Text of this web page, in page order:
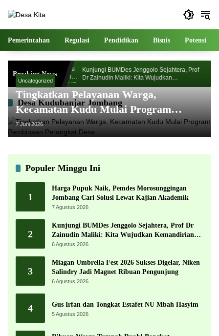
Pemerintahan Regulasi Pendidikan Bisnis Potensi
Breaking News
Akademik
Kunjungi BUMDes Jenggolo Sejahtera, Prof
Dr Zainudin Maliki: Kita Wujudkan
Kemandirian Ekonomi dengan Potensi Desa
Desa Kudubanjar Jombang
Uncategorized
Tingkatkan Pelayanan Warga,
Kecamatan Kudu Mulai Program
Pembinaan Perangkat Desa
7 Juni 2026
Populer Minggu Ini
1
Harga Pupuk Naik, Pemdes Morosunggingan
Jombang Cari Solusi Lewat Kajian Akademik
7 Agustus 2026
2
Kunjungi BUMDes Jenggolo Sejahtera, Prof Dr
Zainudin Maliki: Kita Wujudkan Kemandirian
Ekonomi dengan Potensi Desa
6 Agustus 2026
3
Miagan Umbrella Fest 2026 Sukses Digelar, Niken
Salindry Jadi Magnet Ribuan Pengunjung
6 Agustus 2026
4 Gus Irfan dan Tongkat Estafet NU Mbah Hasyim
5 Agustus 2026